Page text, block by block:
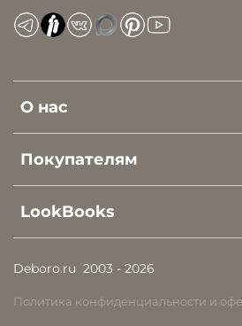
О нас
Покупателям
LookBooks
Deboro.ru 2003 - 2026
Политика конфиденциальности и